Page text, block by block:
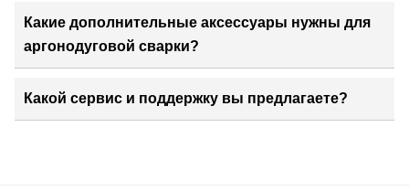
Какие дополнительные аксессуары нужны для
аргонодуговой сварки?
Какой сервис и поддержку вы предлагаете?